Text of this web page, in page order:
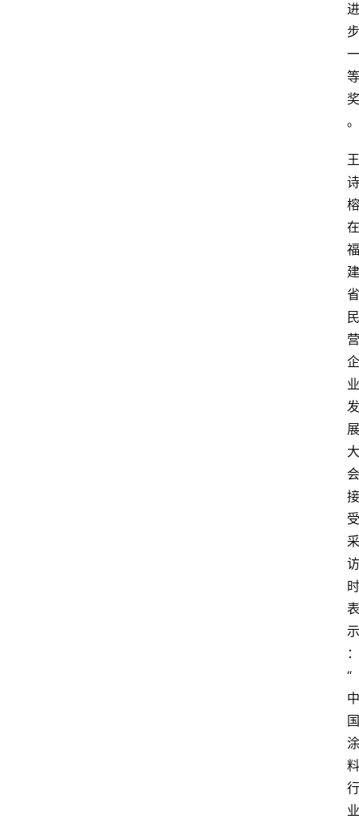
进
步
一
等
奖
。
王
诗
榕
在
福
建
省
民
营
企
业
发
展
大
会
接
受
采
访
时
表
示
：
“
中
国
涂
料
行
业